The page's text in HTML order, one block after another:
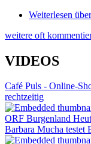
Weiterlesen
weitere oft
VIDEOS
Café Puls - Online-
rechtzeitig
Barbara Mucha testet